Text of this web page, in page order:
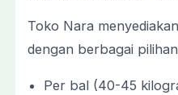
Toko Nara
dengan berbagai
Per bal (40-45